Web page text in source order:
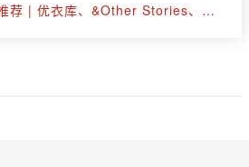
2025年英国秋冬毛衣推荐 | 优衣库、&Other Stories、拉夫劳伦等30+款